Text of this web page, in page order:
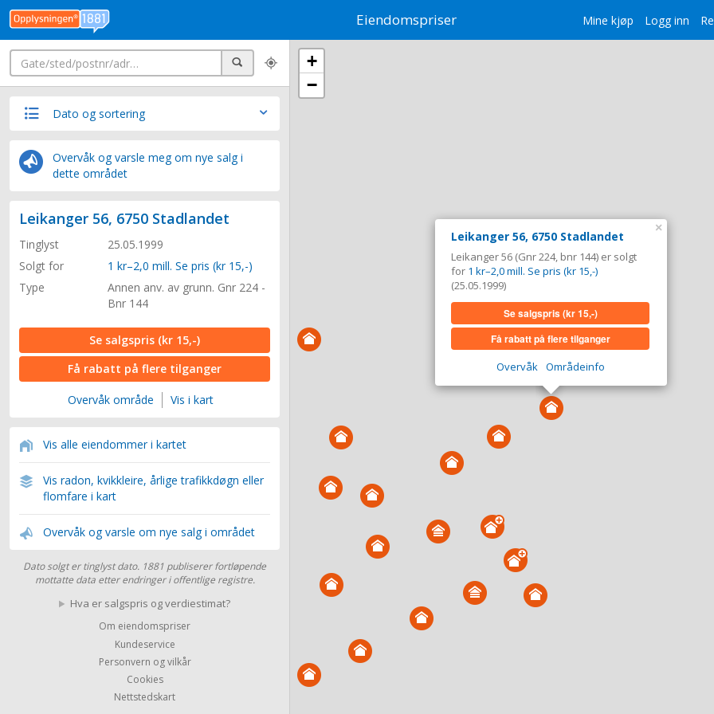
Mine kjøp Logg inn
Eiendomspriser
Søk
Dato og sortering
Overvåk og varsle meg om nye salg i
dette området
Leikanger 56, 6750 Stadlandet
Tinglyst
25.05.1999
Solgt for
1 kr–2,0 mill. Se pris (kr 15,-)
Type
Annen anv. av grunn. Gnr 224 -
Bnr 144
Se salgspris (kr 15,-)
Få rabatt på flere tilganger
Overvåk område Vis i kart
Vis alle eiendommer i kartet
Vis radon, kvikkleire, årlige trafikkdøgn eller
flomfare i kart
Overvåk og varsle om nye salg i området
Dato solgt er tinglyst dato. 1881 publiserer fortløpende
mottatte data etter endringer i offentlige registre.
Hva er salgspris og verdiestimat?
Om eiendomspriser
Kundeservice
Personvern og vilkår
Cookies
Nettstedskart
Leikanger 56, 6750 Stadlandet
Leikanger 56 (Gnr 224, bnr 144) er solgt
for 1 kr–2,0 mill. Se pris (kr 15,-)
(25.05.1999)
Se salgspris(kr 15,-)
Få rabatt på flere tilganger
Overvåk Områdeinfo
×
+
−